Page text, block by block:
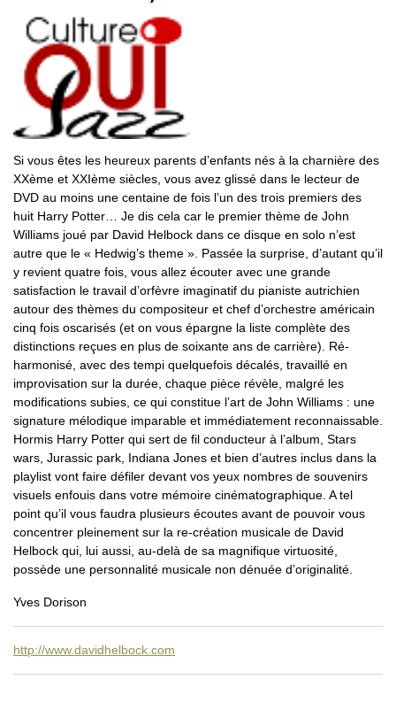
Si vous êtes les heureux parents d’enfants nés à la charnière des
XXème et XXIème siècles, vous avez glissé dans le lecteur de
DVD au moins une centaine de fois l’un des trois premiers des
huit Harry Potter… Je dis cela car le premier thème de John
Williams joué par David Helbock dans ce disque en solo n’est
autre que le « Hedwig’s theme ». Passée la surprise, d’autant qu’il
y revient quatre fois, vous allez écouter avec une grande
satisfaction le travail d’orfèvre imaginatif du pianiste autrichien
autour des thèmes du compositeur et chef d’orchestre américain
cinq fois oscarisés (et on vous épargne la liste complète des
distinctions reçues en plus de soixante ans de carrière). Ré-
harmonisé, avec des tempi quelquefois décalés, travaillé en
improvisation sur la durée, chaque pièce révèle, malgré les
modifications subies, ce qui constitue l’art de John Williams : une
signature mélodique imparable et immédiatement reconnaissable.
Hormis Harry Potter qui sert de fil conducteur à l’album, Stars
wars, Jurassic park, Indiana Jones et bien d’autres inclus dans la
playlist vont faire défiler devant vos yeux nombres de souvenirs
visuels enfouis dans votre mémoire cinématographique. A tel
point qu’il vous faudra plusieurs écoutes avant de pouvoir vous
concentrer pleinement sur la re-création musicale de David
Helbock qui, lui aussi, au-delà de sa magnifique virtuosité,
possède une personnalité musicale non dénuée d’originalité.
Yves Dorison
http://www.davidhelbock.com